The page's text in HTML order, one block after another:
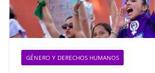
GÉNERO Y DERECHOS HUMANOS